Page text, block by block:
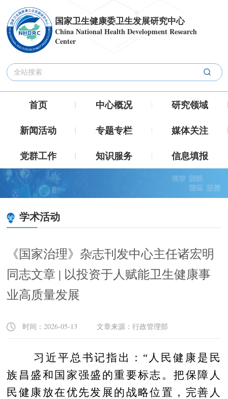
国家卫生健康委卫生发展研究中心
China National Health Development Research
Center
首页 中心概况
研究领域
新闻活动
专题专栏
媒体关注
党群工作
知识服务 信息填报
学术活动
《国家治理》杂志刊发中心主任诸宏明
同志文章 | 以投资于人赋能卫生健康事
业高质量发展
时间：2026-05-13 文章来源：行政管理部
习近平总书记指出：“人民健康是民
族昌盛和国家强盛的重要标志。把保障人
民健康放在优先发展的战略位置，完善人